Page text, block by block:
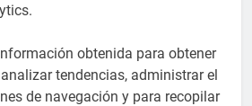
obtenida para obtener
tendencias, administrar el
de navegación y para recopilar